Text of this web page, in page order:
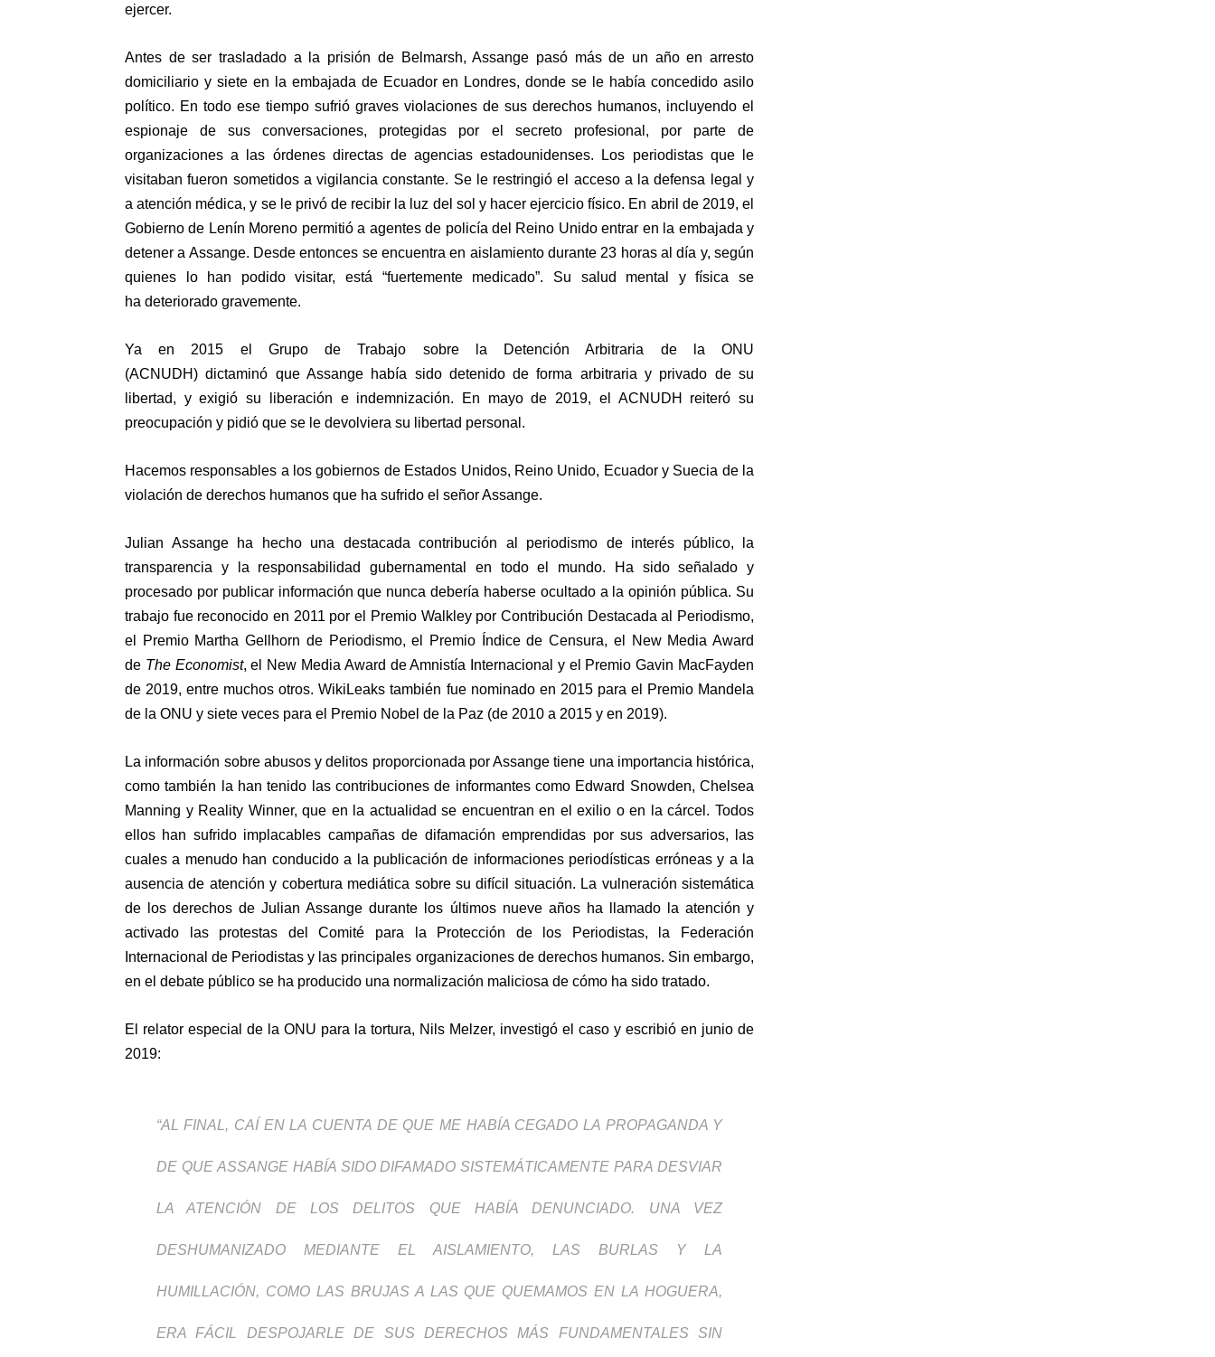
ejercer.
Antes de ser trasladado a la prisión de Belmarsh, Assange pasó más de un año en arresto
domiciliario y siete en la embajada de Ecuador en Londres, donde se le habíaconcedido asilo
político. En todo ese tiempo sufrió graves violaciones de sus derechos humanos, incluyendo el
espionaje de sus conversaciones, protegidas por el secreto profesional, por parte de
organizaciones a las órdenes directas de agencias estadounidenses. Los periodistas que le
visitaban fueron sometidos avigilancia constante. Se le restringió el acceso a la defensa legal y
aatención médica, y se le privó de recibir la luz del sol y hacer ejercicio físico. En abril de 2019, el
Gobierno de Lenín Moreno permitió a agentes de policía del Reino Unido entrar en la embajada y
detener a Assange. Desde entonces se encuentra en aislamiento durante 23 horas al día y, según
quienes lo han podido visitar, está “fuertemente medicado”. Su salud mental y física se
ha deteriorado gravemente.
Ya en 2015 el Grupo de Trabajo sobre la Detención Arbitraria de la ONU
(ACNUDH)dictaminó que Assange había sido detenido de forma arbitraria y privado de su
libertad, y exigió su liberación e indemnización. En mayo de 2019, el ACNUDH reiteró su
preocupación y pidió que se le devolviera su libertad personal.
Hacemos responsables a los gobiernos de Estados Unidos, Reino Unido, Ecuador y Suecia de la
violación de derechos humanos que ha sufrido el señor Assange.
Julian Assange ha hecho una destacada contribución al periodismo de interés público, la
transparencia y la responsabilidad gubernamental en todo el mundo. Ha sido señalado y
procesado por publicar información que nunca debería haberse ocultado a la opinión pública. Su
trabajo fue reconocido en 2011 por el Premio Walkley por Contribución Destacada al Periodismo,
el Premio Martha Gellhorn de Periodismo, el Premio Índice de Censura, el New Media Award
de The Economist, el New Media Award de Amnistía Internacional y el Premio Gavin MacFayden
de 2019, entre muchos otros. WikiLeaks también fue nominado en 2015 para el Premio Mandela
de la ONU y siete veces para el Premio Nobel de la Paz (de 2010 a 2015 y en 2019).
La información sobre abusos y delitos proporcionada por Assange tiene una importancia histórica,
como también la han tenido las contribuciones de informantes como Edward Snowden, Chelsea
Manning y Reality Winner, que en la actualidad se encuentran en el exilio o en la cárcel. Todos
ellos han sufrido implacables campañas de difamación emprendidas por sus adversarios, las
cuales a menudo han conducido a la publicación de informaciones periodísticas erróneas y a la
ausencia de atención y cobertura mediática sobre su difícil situación. La vulneración sistemática
de los derechos de Julian Assange durante los últimos nueve años ha llamado la atención y
activado las protestas delComité para la Protección de los Periodistas, la
Federación
Internacional de Periodistas y las principales organizaciones de derechos humanos. Sin embargo,
en el debate público se ha producido una normalización maliciosa de cómo ha sido tratado.
El relator especial de la ONU para la tortura, Nils Melzer, investigó el caso y escribió en junio de
2019:
“AL FINAL, CAÍ EN LA CUENTA DE QUE ME HABÍA CEGADO LA PROPAGANDA Y
DE QUE ASSANGE HABÍA SIDO DIFAMADO SISTEMÁTICAMENTE PARA DESVIAR
LA ATENCIÓN DE LOS DELITOS QUE HABÍA DENUNCIADO. UNA VEZ
DESHUMANIZADO MEDIANTE EL AISLAMIENTO, LAS BURLAS Y LA
HUMILLACIÓN, COMO LAS BRUJAS A LAS QUE QUEMAMOS EN LA HOGUERA,
ERA FÁCIL DESPOJARLE DE SUS DERECHOS MÁS FUNDAMENTALES SIN